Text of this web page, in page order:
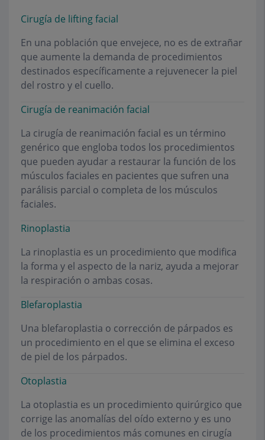
Cirugía de lifting facial
En una población que envejece, no es de extrañar
que aumente la demanda de procedimientos
destinados específicamente a rejuvenecer la piel
del rostro y el cuello.
Cirugía de reanimación facial
La cirugía de reanimación facial es un término
genérico que engloba todos los procedimientos
que pueden ayudar a restaurar la función de los
músculos faciales en pacientes que sufren una
parálisis parcial o completa de los músculos
faciales.
Rinoplastia
La rinoplastia es un procedimiento que modifica
la forma y el aspecto de la nariz, ayuda a mejorar
la respiración o ambas cosas.
Blefaroplastia
Una blefaroplastia o corrección de párpados es
un procedimiento en el que se elimina el exceso
de piel de los párpados.
Otoplastia
La otoplastia es un procedimiento quirúrgico que
corrige las anomalías del oído externo y es uno
de los procedimientos más comunes en cirugía